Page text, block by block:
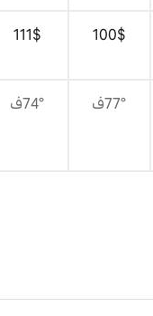
$‏100
$‏111
77°ف 74°ف